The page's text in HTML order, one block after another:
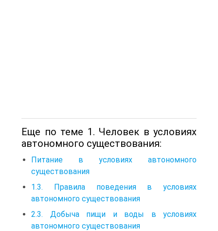
Еще по теме 1. Человек в условиях
автономного существования:
Питание в условиях автономного
существования
1.3. Правила поведения в условиях
автономного существования
2.3. Добыча пищи и воды в условиях
автономного существования